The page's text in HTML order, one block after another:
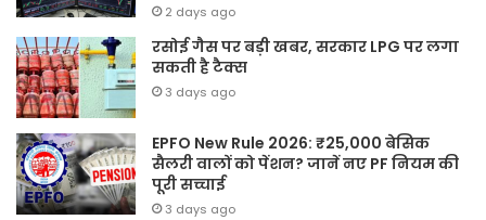
2 days ago
रसोई गैस पर बड़ी खबर, सरकार LPG पर लगा
सकती है टैक्स
3 days ago
EPFO New Rule 2026: ₹25,000 बेसिक
सैलरी वालों को पेंशन? जानें नए PF नियम की
पूरी सच्चाई
3 days ago